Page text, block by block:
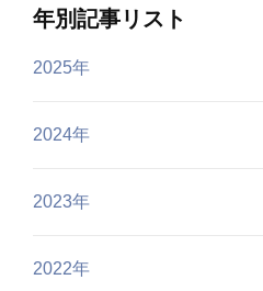
年別記事リスト
2025年
2024年
2023年
2022年